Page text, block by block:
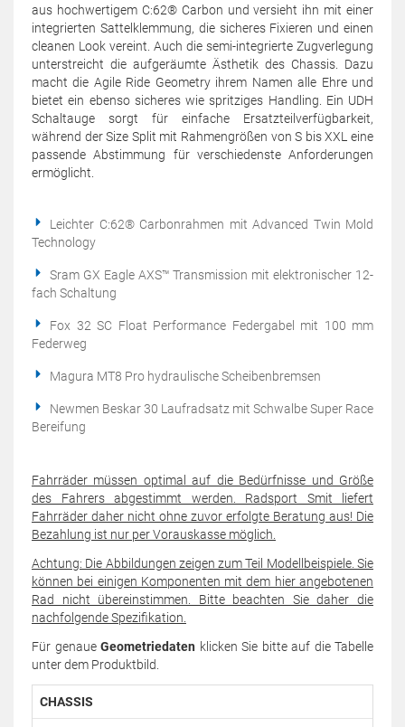
aus hochwertigem C:62® Carbon und versieht ihn mit einer
integrierten Sattelklemmung, die sicheres Fixieren und einen
cleanen Look vereint. Auch die semi-integrierte Zugverlegung
unterstreicht die aufgeräumte Ästhetik des Chassis. Dazu
macht die Agile Ride Geometry ihrem Namen alle Ehre und
bietet ein ebenso sicheres wie spritziges Handling. Ein UDH
Schaltauge sorgt für einfache Ersatzteilverfügbarkeit,
während der Size Split mit Rahmengrößen von S bis XXL eine
passende Abstimmung für verschiedenste Anforderungen
ermöglicht.
Leichter C:62® Carbonrahmen mit Advanced Twin Mold
Technology
Sram GX Eagle AXS™ Transmission mit elektronischer 12-
fach Schaltung
Fox 32 SC Float Performance Federgabel mit 100 mm
Federweg
Magura MT8 Pro hydraulische Scheibenbremsen
Newmen Beskar 30 Laufradsatz mit Schwalbe Super Race
Bereifung
Fahrräder müssen optimal auf die Bedürfnisse und Größe
des Fahrers abgestimmt werden. Radsport Smit liefert
Fahrräder daher nicht ohne zuvor erfolgte Beratung aus! Die
Bezahlung ist nur per Vorauskasse möglich.
Achtung: Die Abbildungen zeigen zum Teil Modellbeispiele. Sie
können bei einigen Komponenten mit dem hier angebotenen
Rad nicht übereinstimmen. Bitte beachten Sie daher die
nachfolgende Spezifikation.
Für genaue Geometriedaten klicken Sie bitte auf die Tabelle
unter dem Produktbild.
CHASSIS